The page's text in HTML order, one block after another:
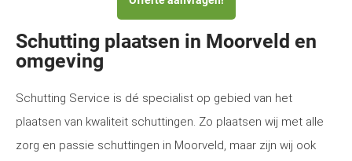
Schutting plaatsen in Moorveld en
omgeving
Schutting Service is dé specialist op gebied van het
plaatsen van kwaliteit schuttingen. Zo plaatsen wij met alle
zorg en passie schuttingen in Moorveld, maar zijn wij ook